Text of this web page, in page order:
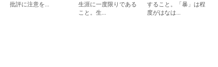
批評に注意を...
生涯に一度限りである
こと。生...
すること。「暴」は程
度がはなは...